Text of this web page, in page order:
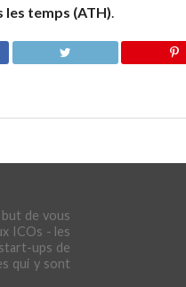
les temps (ATH).
de vous
ICOs - les
ups de
qui y sont